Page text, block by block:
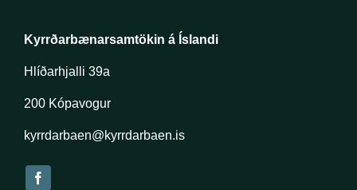
Kyrrðarbænarsamtökin á Íslandi
Hlíðarhjalli 39a
200 Kópavogur
kyrrdarbaen@kyrrdarbaen.is